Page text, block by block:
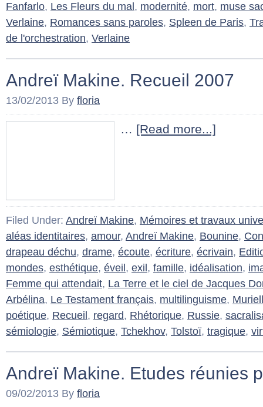
Fanfarlo, Les Fleurs du mal , modernité, mort, muse
Verlaine, Romances sans paroles, Spleen de Paris,
de l'orchestration, Verlaine
Andreï Makine. Recueil 2007
13/02/2013 By floria
… [Read more...]
Filed Under: Andreï Makine, Mémoires et travaux
aléas identitaires, amour, Andreï Makine, Bounine,
drapeau déchu, drame, écoute, écriture, écrivain,
mondes, esthétique, éveil , exil , famille, idéalisation,
Femme qui attendait, La Terre et le ciel de Jacques
Arbélina, Le Testament français, multilinguisme,
poétique, Recueil , regard, Rhétorique, Russie,
sémiologie, Sémiotique, Tchekhov, Tolstoï, tragique,
Andreï Makine. Etudes réunies
09/02/2013 By floria